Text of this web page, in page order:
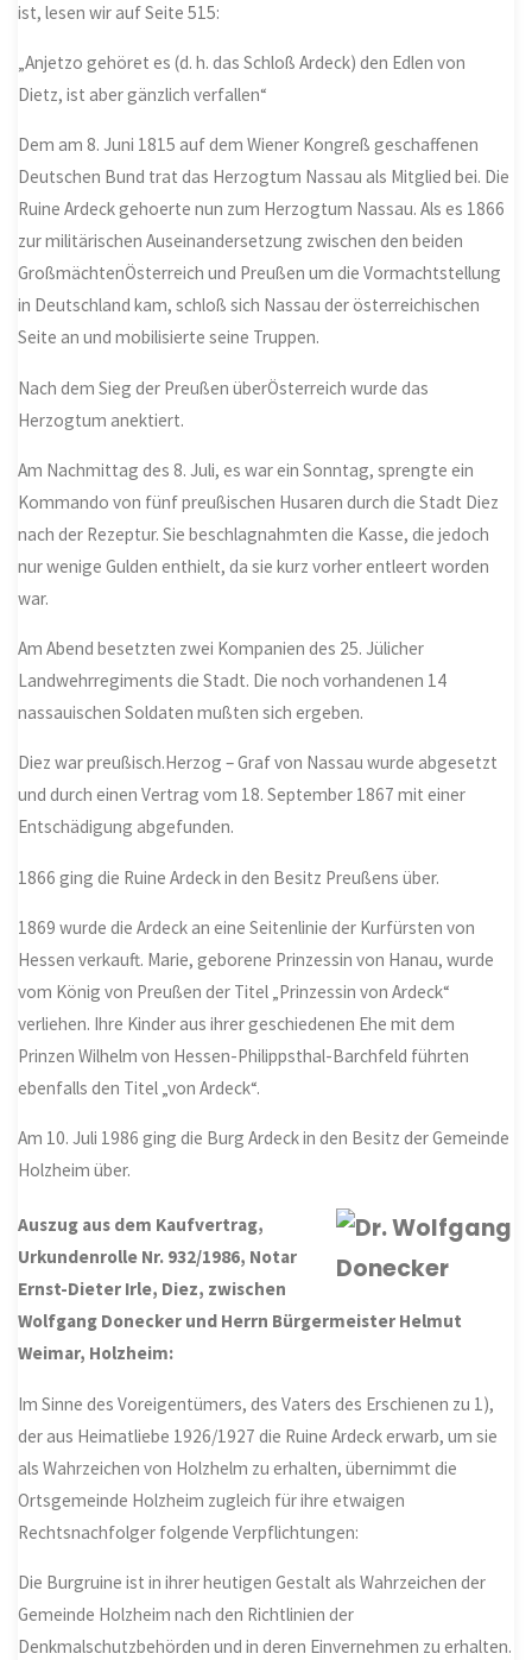
ist, lesen wir auf Seite 515:
„Anjetzo gehöret es (d. h. das Schloß Ardeck) den Edlen von
Dietz, ist aber gänzlich verfallen“
Dem am 8. Juni 1815 auf dem Wiener Kongreß geschaffenen
Deutschen Bund trat das Herzogtum Nassau als Mitglied bei. Die
Ruine Ardeck gehoerte nun zum Herzogtum Nassau. Als es 1866
zur militärischen Auseinandersetzung zwischen den beiden
GroßmächtenÖsterreich und Preußen um die Vormachtstellung
in Deutschland kam, schloß sich Nassau der österreichischen
Seite an und mobilisierte seine Truppen.
Nach dem Sieg der Preußen überÖsterreich wurde das
Herzogtum anektiert.
Am Nachmittag des 8. Juli, es war ein Sonntag, sprengte ein
Kommando von fünf preußischen Husaren durch die Stadt Diez
nach der Rezeptur. Sie beschlagnahmten die Kasse, die jedoch
nur wenige Gulden enthielt, da sie kurz vorher entleert worden
war.
Am Abend besetzten zwei Kompanien des 25. Jülicher
Landwehrregiments die Stadt. Die noch vorhandenen 14
nassauischen Soldaten mußten sich ergeben.
Diez war preußisch.Herzog – Graf von Nassau wurde abgesetzt
und durch einen Vertrag vom 18. September 1867 mit einer
Entschädigung abgefunden.
1866 ging die Ruine Ardeck in den Besitz Preußens über.
1869 wurde die Ardeck an eine Seitenlinie der Kurfürsten von
Hessen verkauft. Marie, geborene Prinzessin von Hanau, wurde
vom König von Preußen der Titel „Prinzessin von Ardeck“
verliehen. Ihre Kinder aus ihrer geschiedenen Ehe mit dem
Prinzen Wilhelm von Hessen-Philippsthal-Barchfeld führten
ebenfalls den Titel „von Ardeck“.
Am 10. Juli 1986 ging die Burg Ardeck in den Besitz der Gemeinde
Holzheim über.
Auszug aus dem Kaufvertrag,
Urkundenrolle Nr. 932/1986, Notar
Ernst-Dieter Irle, Diez, zwischen
Wolfgang Donecker und Herrn Bürgermeister Helmut
Weimar, Holzheim:
Im Sinne des Voreigentümers, des Vaters des Erschienen zu 1),
der aus Heimatliebe 1926/1927 die Ruine Ardeck erwarb, um sie
als Wahrzeichen von Holzhelm zu erhalten, übernimmt die
Ortsgemeinde Holzheim zugleich für ihre etwaigen
Rechtsnachfolger folgende Verpflichtungen:
Die Burgruine ist in ihrer heutigen Gestalt als Wahrzeichen der
Gemeinde Holzheim nach den Richtlinien der
Denkmalschutzbehörden und in deren Einvernehmen zu erhalten.